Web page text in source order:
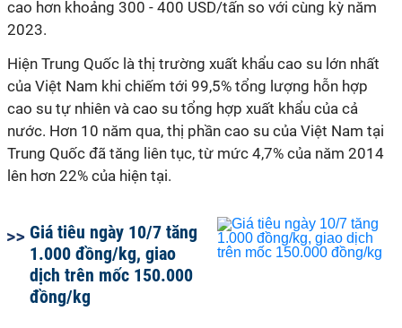
cao hơn khoảng 300 - 400 USD/tấn so với cùng kỳ năm
2023.
Hiện Trung Quốc là thị trường xuất khẩu cao su lớn nhất
của Việt Nam khi chiếm tới 99,5% tổng lượng hỗn hợp
cao su tự nhiên và cao su tổng hợp xuất khẩu của cả
nước. Hơn 10 năm qua, thị phần cao su của Việt Nam tại
Trung Quốc đã tăng liên tục, từ mức 4,7% của năm 2014
lên hơn 22% của hiện tại.
Giá tiêu ngày 10/7 tăng
1.000 đồng/kg, giao
dịch trên mốc 150.000
đồng/kg